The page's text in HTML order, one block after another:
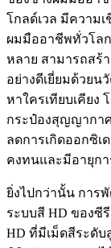
โกลด์เวล มีความ
ผมมืออาชีพทั่วโล
หลาย สามารถสร้
อย่างดีเยี่ยมด้วยน
หาใครเทียบเคียง
กระป๋องสุญญากาศ
ลดการเกิดออกซิเ
คงทนและมีอายุก
ยิ่งไปกว่านั้น การ
ระบบสี HD ของซี
HD ที่มีเม็ดสีระดั